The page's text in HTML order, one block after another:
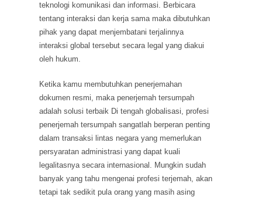
teknologi komunikasi dan informasi. Berbicara
tentang interaksi dan kerja sama maka dibutuhkan
pihak yang dapat menjembatani terjalinnya
interaksi global tersebut secara legal yang diakui
oleh hukum.
Ketika kamu membutuhkan penerjemahan
dokumen resmi, maka penerjemah tersumpah
adalah solusi terbaik Di tengah globalisasi, profesi
penerjemah tersumpah sangatlah berperan penting
dalam transaksi lintas negara yang memerlukan
persyaratan administrasi yang dapat kuali
legalitasnya secara internasional. Mungkin sudah
banyak yang tahu mengenai profesi terjemah, akan
tetapi tak sedikit pula orang yang masih asing